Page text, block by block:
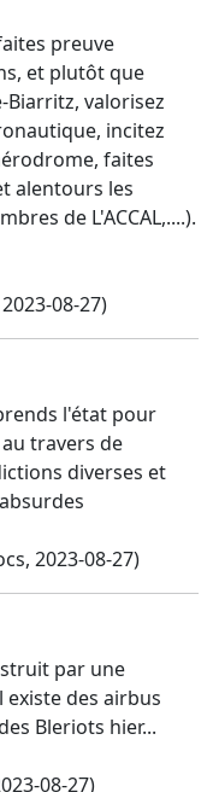
preuve
et plutôt que
Biarritz, valorisez
incitez
faites
alentours les
de L'ACCAL,....).
08-27)
l'état pour
travers de
diverses et
2023-08-27)
par une
des airbus
Bleriots hier...
08-27)